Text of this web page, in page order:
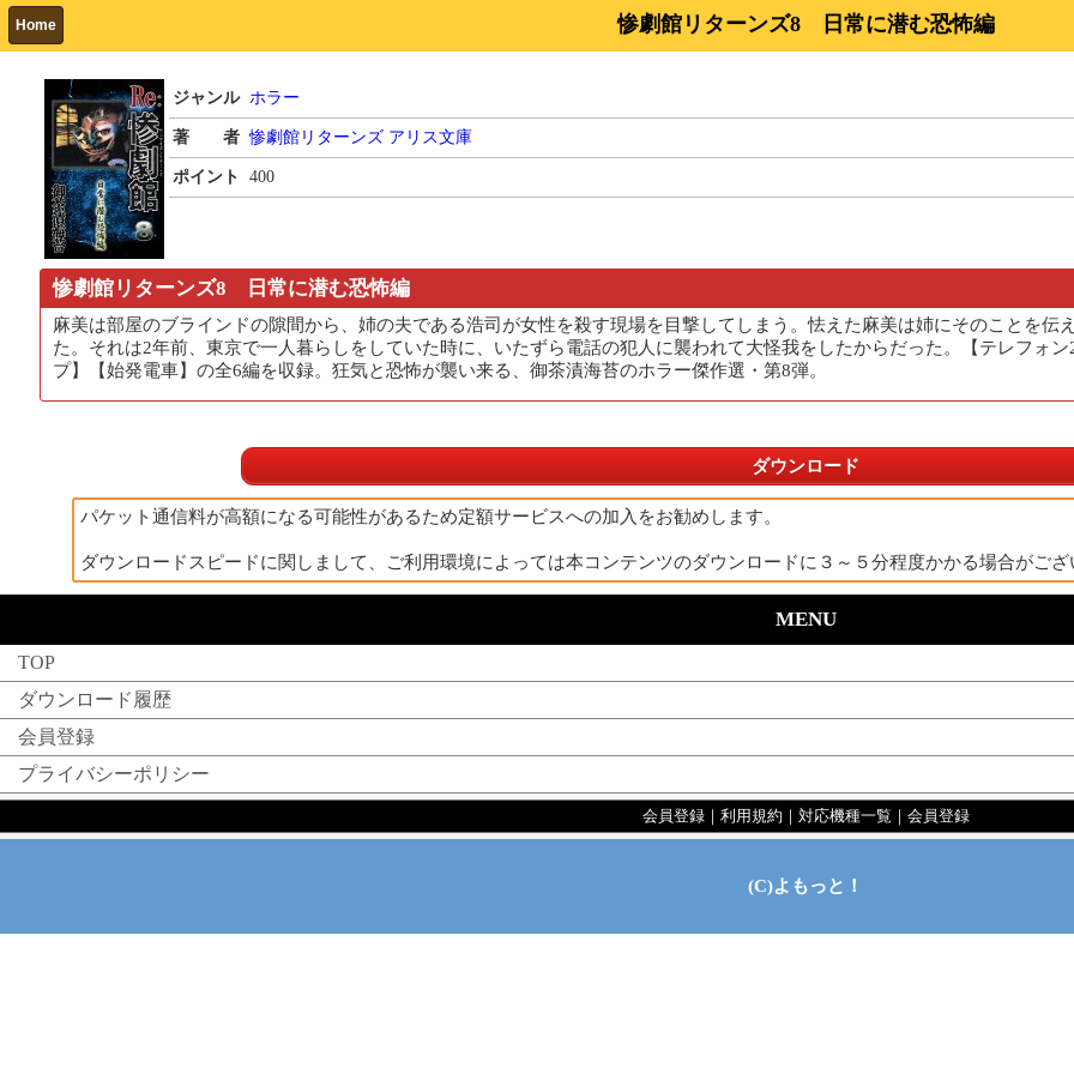
Home 惨劇館リターンズ8 日常に潜む恐怖編
ジャンル ホラー
著 者 惨劇館リターンズ アリス文庫
ポイント 400
惨劇館リターンズ8 日常に潜む恐怖編
麻美は部屋のブラインドの隙間から、姉の夫である浩司が女性を殺す現場を目撃してしまう。怯えた麻美は姉にそのことを
た。それは2年前、東京で一人暮らしをしていた時に、いたずら電話の犯人に襲われて大怪我をしたからだった。【テレフォ
プ】【始発電車】の全6編を収録。狂気と恐怖が襲い来る、御茶漬海苔のホラー傑作選・第8弾。
ダウンロード
パケット通信料が高額になる可能性があるため定額サービスへの加入をお勧めします。
ダウンロードスピードに関しまして、ご利用環境によっては本コンテンツのダウンロードに３～５分程度かかる場合がご
MENU
TOP
ダウンロード履歴
会員登録
プライバシーポリシー
会員登録｜ 利用規約 ｜ 対応機種一覧 ｜ 会員登録
(C)よもっと！